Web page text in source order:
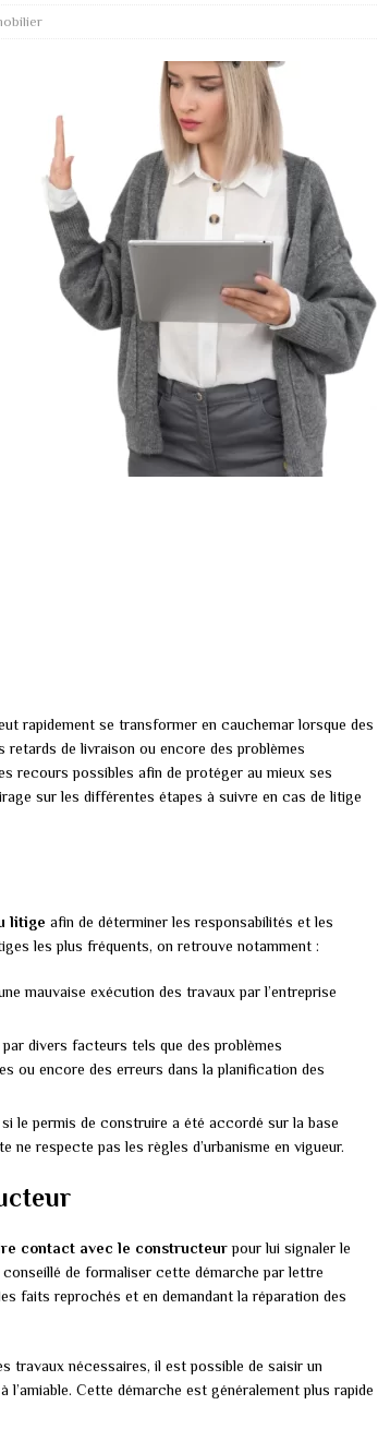
rapidement se transformer en cauchemar lorsque des
de livraison ou encore des problèmes
recours possibles afin de protéger au mieux ses
sur les différentes étapes à suivre en cas de litige
litige afin de déterminer les responsabilités et les
les plus fréquents, on retrouve notamment :
mauvaise exécution des travaux par l’entreprise
divers facteurs tels que des problèmes
ou encore des erreurs dans la planification des
le permis de construire a été accordé sur la base
respecte pas les règles d’urbanisme en vigueur.
contact avec le constructeurpour lui signaler le
de formaliser cette démarche par lettre
faits reprochés et en demandant la réparation des
travaux nécessaires, il est possible de saisir un
Cette démarche est généralement plus rapide